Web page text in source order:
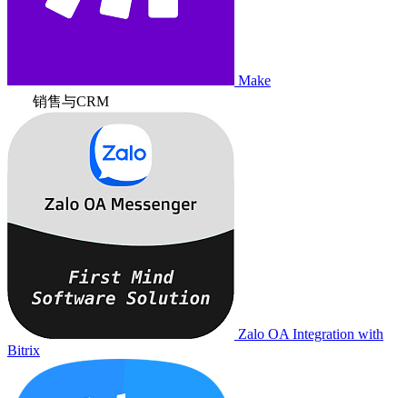
Make
销售与CRM
Zalo OA Integration with
Bitrix